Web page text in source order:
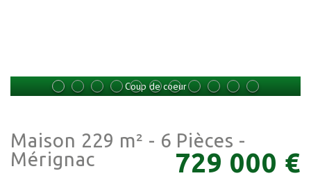
Coup de coeur
Maison 229 m² - 6 Pièces -
Mérignac
729 000 €